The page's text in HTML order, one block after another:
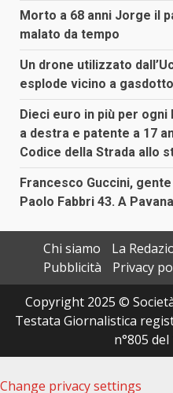
Morto a 68 anni Jorge il
malato da tempo
Un drone utilizzato
esplode vicino a gasdotto
Dieci euro in più per
a destra e patente a 17
Codice della Strada allo
Francesco Guccini,
Paolo Fabbri 43. A
Chi siamo
La
Pubblicità
Privacy
Copyright 2025 ©
Testata Giornalistica
n°805
Change privacy settings